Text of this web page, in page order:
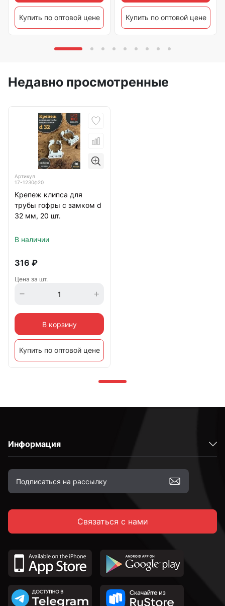
Купить по оптовой цене Купить по оптовой цене
Недавно просмотренные
Артикул
17-1230ф20
Крепеж клипса для
трубы гофры с замком d
32 мм, 20 шт.
В наличии
316 ₽
Цена за шт.
В корзину
Купить по оптовой цене
Информация
Связаться с нами